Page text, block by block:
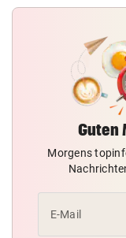
Guten
Morgens
E-Mail